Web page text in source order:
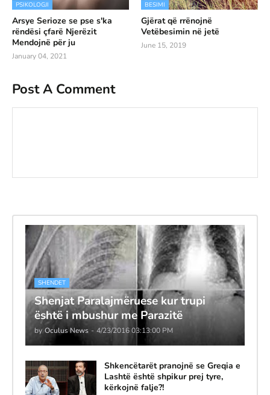
PSIKOLOGJI
Arsye Serioze se pse s'ka
rëndësi çfarë Njerëzit
Mendojnë për ju
January 04, 2021
BESIMI
Gjërat që rrënojnë
Vetëbesimin në jetë
June 15, 2019
Post A Comment
SHENDET
Shenjat Paralajmëruese kur trupi
është i mbushur me Parazitë
by Oculus News - 4/23/2016 03:13:00 PM
Shkencëtarët pranojnë se Greqia e
Lashtë është shpikur prej tyre,
kërkojnë falje?!